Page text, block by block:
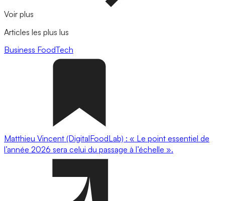
Voir plus
Articles les plus lus
Business FoodTech
Matthieu Vincent (DigitalFoodLab) : « Le point essentiel de
l’année 2026 sera celui du passage à l’échelle ».